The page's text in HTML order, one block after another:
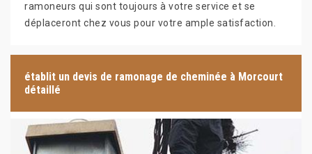
ramoneurs qui sont toujours à votre service et se
déplaceront chez vous pour votre ample satisfaction.
établit un devis de ramonage de cheminée à Morcourt
détaillé